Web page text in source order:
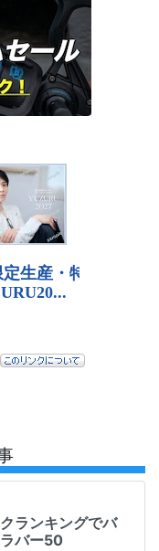
ランキングでバ
バー50